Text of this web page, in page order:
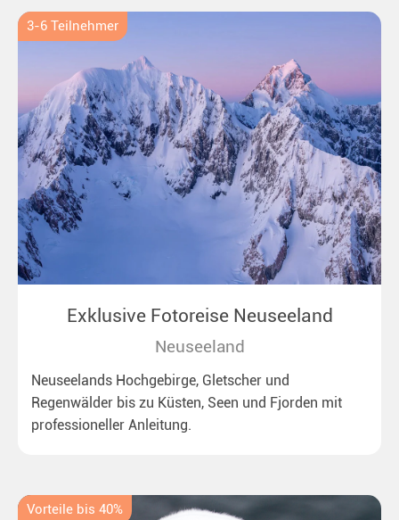
3-6 Teilnehmer
Exklusive Fotoreise Neuseeland
Neuseeland
Neuseelands Hochgebirge, Gletscher und
Regenwälder bis zu Küsten, Seen und Fjorden mit
professioneller Anleitung.
Vorteile bis 40%